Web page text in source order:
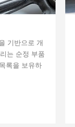
기반으로 개
는 순정 부품
록을 보유하